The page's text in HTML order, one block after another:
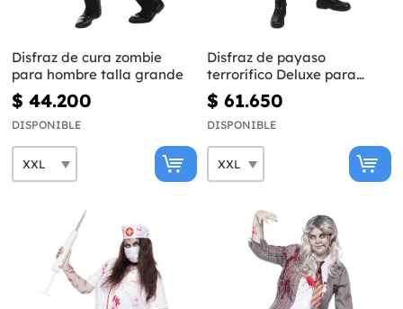
Disfraz de cura zombie
para hombre talla grande
$ 44.200
DISPONIBLE
Disfraz de payaso
terrorífico Deluxe para
hombre talla grande
$ 61.650
DISPONIBLE